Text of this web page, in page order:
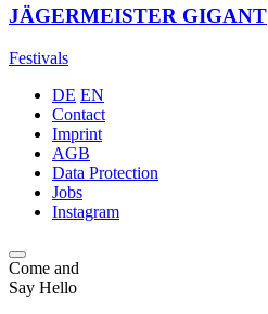
JÄGERMEISTER GIGANT
Festivals
DE EN
Contact
Imprint
AGB
Data Protection
Jobs
Instagram
Come and
Say Hello